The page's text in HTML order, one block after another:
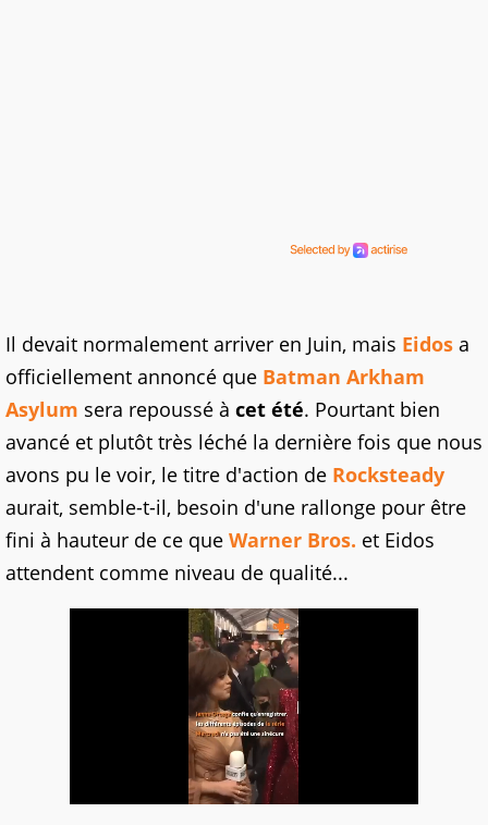
Il devait normalement arriver en Juin, mais Eidos a
officiellement annoncé que Batman Arkham
Asylum sera repoussé à cet été. Pourtant bien
avancé et plutôt très léché la dernière fois que nous
avons pu le voir, le titre d'action de Rocksteady
aurait, semble-t-il, besoin d'une rallonge pour être
fini à hauteur de ce que Warner Bros. et Eidos
attendent comme niveau de qualité...